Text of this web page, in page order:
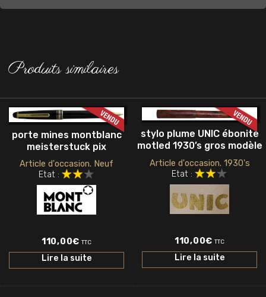
Produits similaires
porte mines montblanc
meisterstuck pix
Article d'occasion. Neuf
Etat :
110,00€ TTC
Lire la suite
stylo plume UNIC ébonite
motled 1930’s gros modèle
Article d'occasion. 1930's
Etat :
110,00€ TTC
Lire la suite